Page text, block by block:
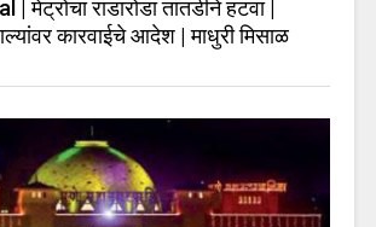
मेट्रोचा राडारोडा तातडीने हटवा |
कारवाईचे आदेश | माधुरी मिसाळ